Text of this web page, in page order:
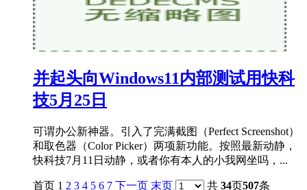
并起头向Windows11内部测试用快科
技5月25日
可谓办公新神器。引入了完满截图（Perfect Screenshot）
和取色器（Color Picker）两项新功能。按照最新动静，
快科技7月11日动静，或者你有本人的小我网坐吗，...
首页 1 2 3 4 5 6 7 下一页 末页 共 34页507条